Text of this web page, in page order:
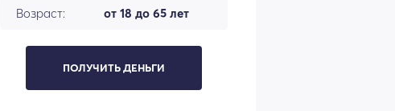
Возраст: от 18 до 65 лет
ПОЛУЧИТЬ ДЕНЬГИ